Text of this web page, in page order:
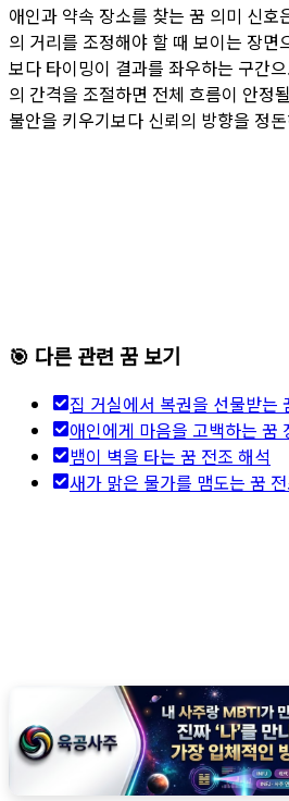
애인과 약속 장소를 찾는 꿈 의미 신호
의 거리를 조정해야 할 때 보이는 장면
보다 타이밍이 결과를 좌우하는 구간
의 간격을 조절하면 전체 흐름이 안정
불안을 키우기보다 신뢰의 방향을 정
🎯 다른 관련 꿈 보기
집 거실에서 복권을 선물받는
애인에게 마음을 고백하는 꿈
뱀이 벽을 타는 꿈 전조 해석
새가 맑은 물가를 맴도는 꿈